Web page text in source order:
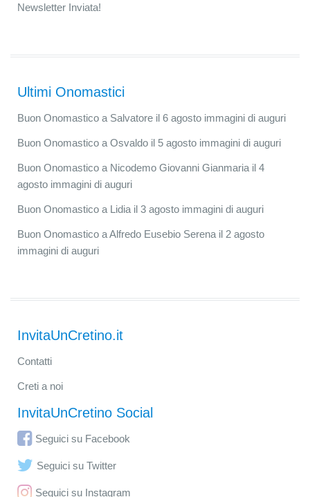
Newsletter Inviata!
Ultimi Onomastici
Buon Onomastico a Salvatore il 6 agosto immagini di auguri
Buon Onomastico a Osvaldo il 5 agosto immagini di auguri
Buon Onomastico a Nicodemo Giovanni Gianmaria il 4
agosto immagini di auguri
Buon Onomastico a Lidia il 3 agosto immagini di auguri
Buon Onomastico a Alfredo Eusebio Serena il 2 agosto
immagini di auguri
InvitaUnCretino.it
Contatti
Creti a noi
InvitaUnCretino Social
Seguici su Facebook
Seguici su Twitter
Seguici su Instagram